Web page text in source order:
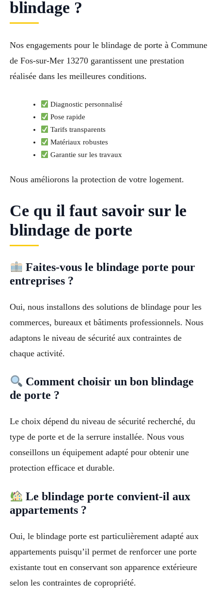
blindage ?
Nos engagements pour le blindage de porte à Commune
de Fos-sur-Mer 13270 garantissent une prestation
réalisée dans les meilleures conditions.
Diagnostic personnalisé
Pose rapide
Tarifs transparents
Matériaux robustes
Garantie sur les travaux
Nous améliorons la protection de votre logement.
Ce qu il faut savoir sur le
blindage de porte
Faites-vous le blindage porte pour
entreprises ?
Oui, nous installons des solutions de blindage pour les
commerces, bureaux et bâtiments professionnels. Nous
adaptons le niveau de sécurité aux contraintes de
chaque activité.
Comment choisir un bon blindage
de porte ?
Le choix dépend du niveau de sécurité recherché, du
type de porte et de la serrure installée. Nous vous
conseillons un équipement adapté pour obtenir une
protection efficace et durable.
Le blindage porte convient-il aux
appartements ?
Oui, le blindage porte est particulièrement adapté aux
appartements puisqu’il permet de renforcer une porte
existante tout en conservant son apparence extérieure
selon les contraintes de copropriété.